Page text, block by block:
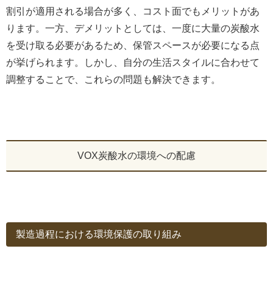
割引が適用される場合が多く、コスト面でもメリットがあ
ります。一方、デメリットとしては、一度に大量の炭酸水
を受け取る必要があるため、保管スペースが必要になる点
が挙げられます。しかし、自分の生活スタイルに合わせて
調整することで、これらの問題も解決できます。
VOX炭酸水の環境への配慮
製造過程における環境保護の取り組み